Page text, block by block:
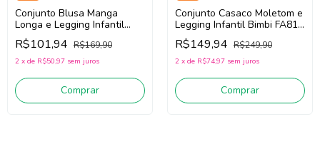
Conjunto Blusa Manga
Longa e Legging Infantil
Teen Menina BIMBI FA733
(Off White/Rosa Pink)
R$101,94 R$169,90
2 x de R$50,97 sem juros
Comprar
Conjunto Casaco Moletom e
Legging Infantil Bimbi FA811
(Bege Claro/Pink)
R$149,94 R$249,90
2 x de R$74,97 sem juros
Comprar